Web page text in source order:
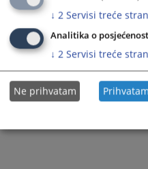
↓ 2 Servisi treće
Analitika o
↓ 2 Servisi treće
Ne prihvatam